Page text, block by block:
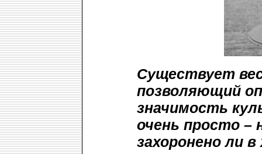
Существует
позволяющий
значимость
очень просто –
захоронено ли